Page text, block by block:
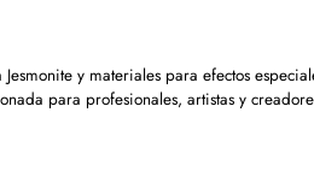
Jesmonite y materiales para efectos
para profesionales, artistas y